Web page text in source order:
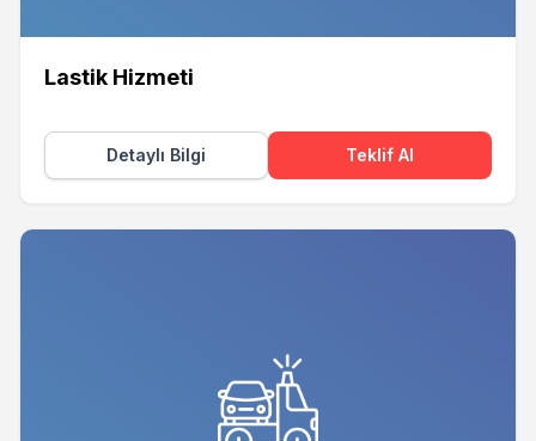
Lastik Hizmeti
Detaylı Bilgi Teklif Al